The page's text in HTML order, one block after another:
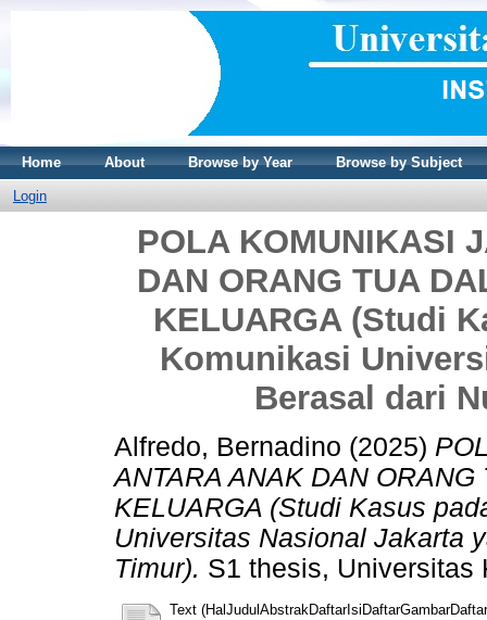
Home About Browse by Year Browse by Subject
Login
POLA KOMUNIKASI
DAN ORANG TUA
KELUARGA (Studi
Komunikasi
Berasal dari
Alfredo, Bernadino (2025)
ANTARA ANAK DAN
KELUARGA (Studi Kasus
Universitas Nasional Jakarta
Timur). S1 thesis, Universitas
Text